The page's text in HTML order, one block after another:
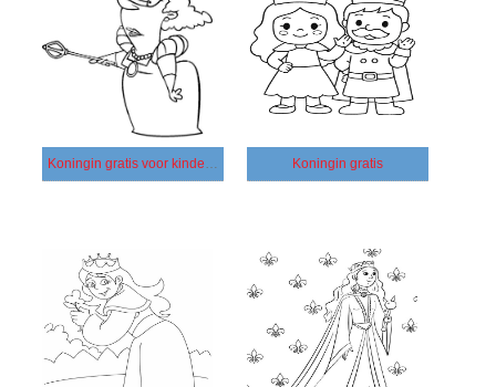
Koningin gratis voor kinderen Koningin gratis